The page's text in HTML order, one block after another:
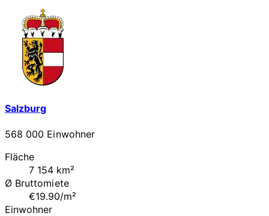
Salzburg
568 000 Einwohner
Fläche
7 154 km²
Ø Bruttomiete
€19.90/m²
Einwohner